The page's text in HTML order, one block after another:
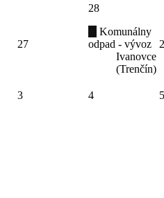
27
28
Komunálny
odpad - vývoz
Ivanovce
(Trenčín)
3 4
5